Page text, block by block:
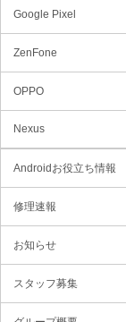
Google Pixel
ZenFone
OPPO
Nexus
Androidお役立ち情報
修理速報
お知らせ
スタッフ募集